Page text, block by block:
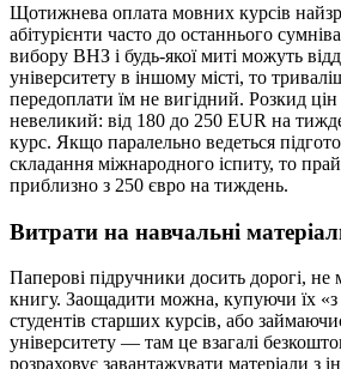
Щотижнева оплата мовних курсів
абітурієнти часто до останнього
вибору ВНЗ і будь-якої миті можуть
університету в іншому місті, то
передоплати їм не вигідний. Розкид цін
невеликий: від 180 до 250 EUR на
курс. Якщо паралельно ведеться
складання міжнародного іспиту, то
приблизно з 250 євро на тиждень.
Витрати на навчальні
Паперові підручники досить дорогі,
книгу. Заощадити можна, купуючи їх «з
студентів старших курсів, або
університету — там це взагалі
розраховує завантажувати матеріали з